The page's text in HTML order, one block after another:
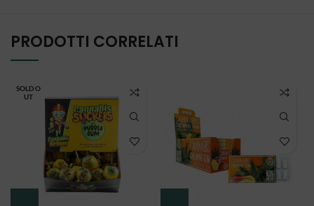
PRODOTTI CORRELATI
SOLD O
UT